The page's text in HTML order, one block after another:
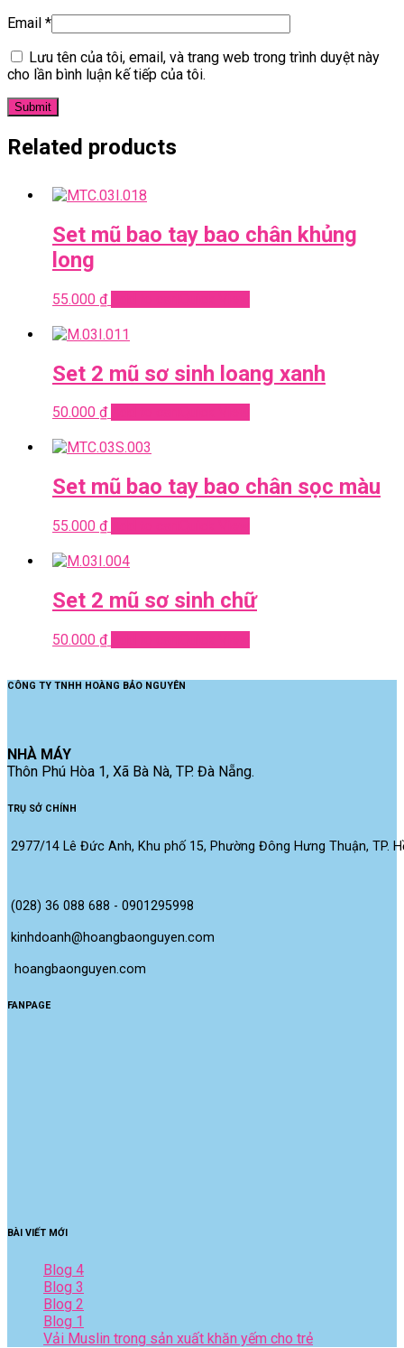
Email *
Lưu tên của tôi, email, và trang web trong trình duyệt này
cho lần bình luận kế tiếp của tôi.
Related products
Set mũ bao tay bao chân khủng
long
55.000 ₫
Set 2 mũ sơ sinh loang xanh
50.000 ₫
Set mũ bao tay bao chân sọc màu
55.000 ₫
Set 2 mũ sơ sinh chữ
50.000 ₫
CÔNG TY TNHH HOÀNG BẢO NGUYÊN
NHÀ MÁY
Thôn Phú Hòa 1, Xã Bà Nà, TP. Đà Nẵng.
TRỤ SỞ CHÍNH
2977/14 Lê Đức Anh, Khu phố 15, Phường Đông Hưng Thuận, TP.
(028) 36 088 688 - 0901295998
kinhdoanh@hoangbaonguyen.com
hoangbaonguyen.com
FANPAGE
BÀI VIẾT MỚI
Blog 4
Blog 3
Blog 2
Blog 1
Vải Muslin trong sản xuất khăn yếm cho trẻ